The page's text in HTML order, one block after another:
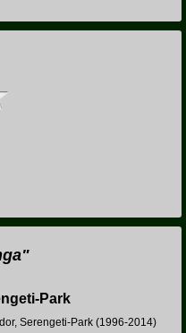
Park
Serengeti-Park (1996-2014)